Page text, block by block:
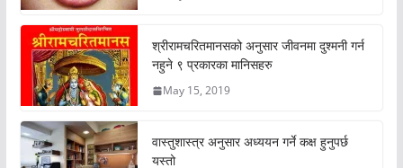
श्रीरामचरितमानसको अनुसार जीवनमा दुश्मनी गर्न
नहुने ९ प्रकारका मानिसहरु
May 15, 2019
वास्तुशास्त्र अनुसार अध्ययन गर्ने कक्ष हुनुपर्छ
यस्तो